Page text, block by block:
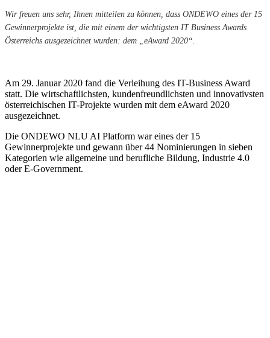
Wir freuen uns sehr, Ihnen mitteilen zu können, dass ONDEWO eines der 15
Gewinnerprojekte ist, die mit einem der wichtigsten IT Business Awards
Österreichs ausgezeichnet wurden: dem „eAward 2020“.
Am 29. Januar 2020 fand die Verleihung des IT-Business Award
statt. Die wirtschaftlichsten, kundenfreundlichsten und innovativsten
österreichischen IT-Projekte wurden mit dem eAward 2020
ausgezeichnet.
Die ONDEWO NLU AI Platform war eines der 15
Gewinnerprojekte und gewann über 44 Nominierungen in sieben
Kategorien wie allgemeine und berufliche Bildung, Industrie 4.0
oder E-Government.